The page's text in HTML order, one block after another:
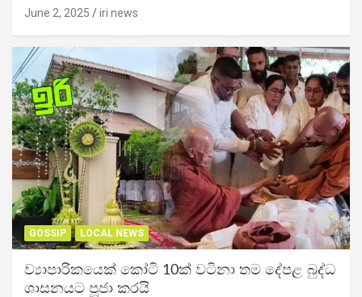
June 2, 2025 iri news
GOSSIP LOCAL NEWS
ව්‍යාපාරිකයෙක් කෝටි 10ක් වටිනා තම දේපළ බුද්ධ
ශාසනයට පූජා කරයි